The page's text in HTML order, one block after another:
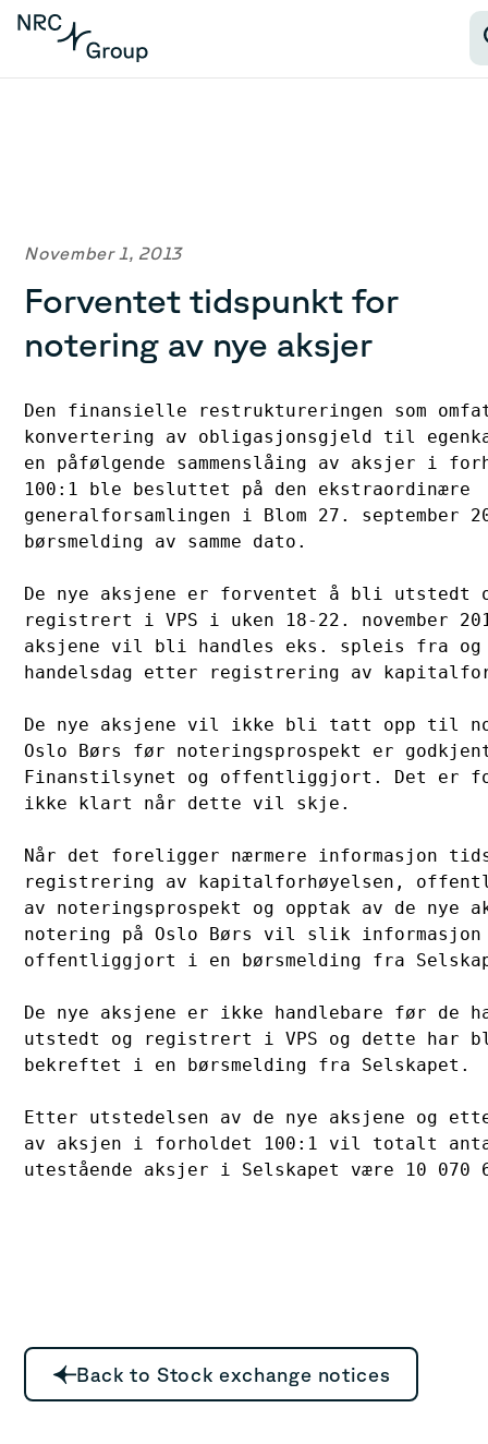
November 1, 2013
Forventet tidspunkt for
notering av nye aksjer
Den finansielle restruktureringen som
konvertering av obligasjonsgjeld til
en påfølgende sammenslåing av aksjer i
100:1 ble besluttet på den ekstraordinære
generalforsamlingen i Blom 27. september
børsmelding av samme dato.
De nye aksjene er forventet å bli utstedt
registrert i VPS i uken 18-22. november
aksjene vil bli handles eks. spleis fra
handelsdag etter registrering av
De nye aksjene vil ikke bli tatt opp til
Oslo Børs før noteringsprospekt er
Finanstilsynet og offentliggjort. Det er
ikke klart når dette vil skje.
Når det foreligger nærmere informasjon
registrering av kapitalforhøyelsen,
av noteringsprospekt og opptak av de
notering på Oslo Børs vil slik
offentliggjort i en børsmelding fra
De nye aksjene er ikke handlebare før
utstedt og registrert i VPS og dette
bekreftet i en børsmelding fra Selskapet.
Etter utstedelsen av de nye aksjene og
av aksjen i forholdet 100:1 vil totalt
utestående aksjer i Selskapet være 10 070
Back to Stock exchange notices